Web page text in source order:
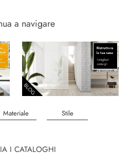
a navigare
Materiale Stile
I CATALOGHI